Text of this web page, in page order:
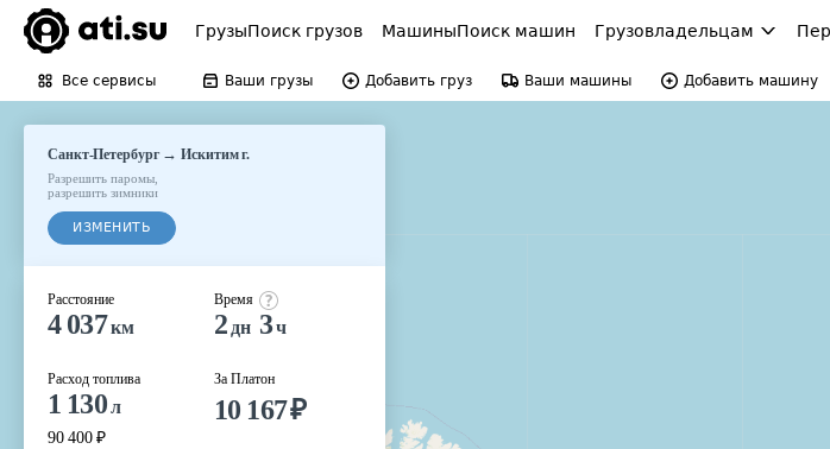
ГрузыПоиск грузов МашиныПоиск машин Грузовладельцам
Все сервисы Ваши грузы Добавить груз Ваши машины Добавить машину
Санкт-Петербург→Искитим г.
Разрешить паромы
разрешить зимники
ИЗМЕНИТЬ
Расстояние
4 037км
Расход топлива
1 130л
90 400 ₽
Время
2 дн 3ч
За Платон
10 167₽